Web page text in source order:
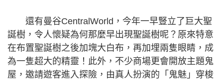
還有曼谷CentralWorld，今年一早豎立了巨大聖
誕樹，令人懷疑為何那麼早出現聖誕樹呢？原來特意
在布置聖誕樹之後加塊大白布，再加埋兩隻眼睛，成
為一隻超大的精靈！此外，不少商場更會開放主題鬼
屋，邀請遊客進入探險，由真人扮演的「鬼魅」穿梭